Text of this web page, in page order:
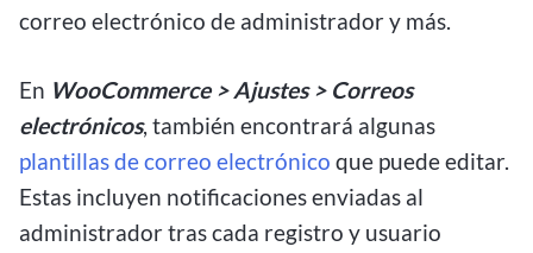
correo electrónico de administrador y más.
En WooCommerce > Ajustes > Correos
electrónicos, también encontrará algunas
plantillas de correo electrónico que puede editar.
Estas incluyen notificaciones enviadas al
administrador tras cada registro y usuario